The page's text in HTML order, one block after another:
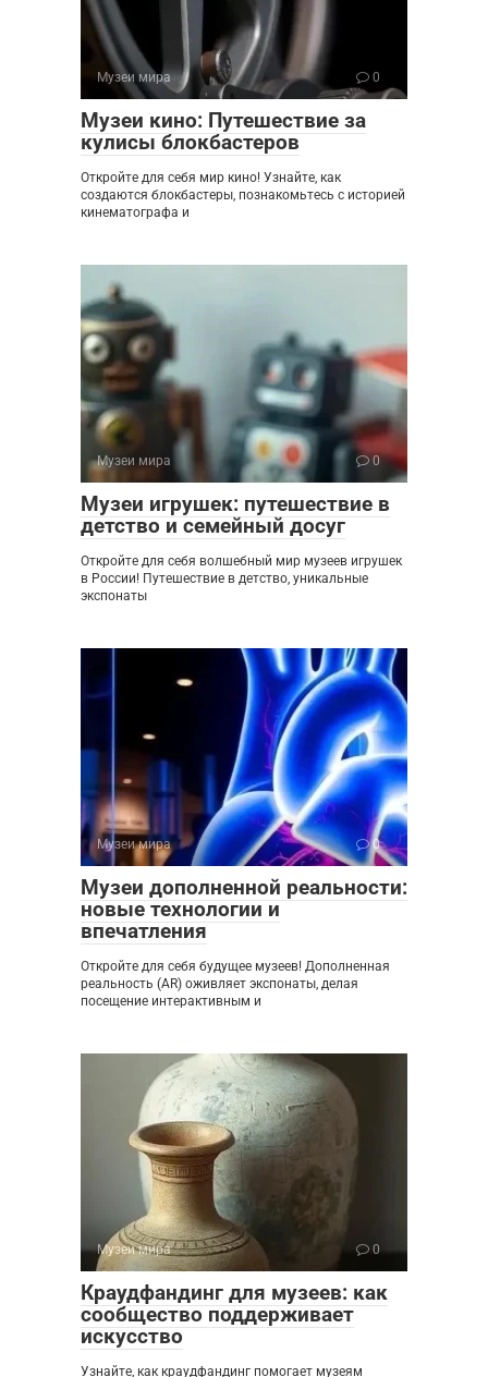
Музеи мира 0
Музеи кино: Путешествие за
кулисы блокбастеров
Откройте для себя мир кино! Узнайте, как
создаются блокбастеры, познакомьтесь с историей
кинематографа и
Музеи мира 0
Музеи игрушек: путешествие в
детство и семейный досуг
Откройте для себя волшебный мир музеев игрушек
в России! Путешествие в детство, уникальные
экспонаты
Музеи мира 0
Музеи дополненной реальности:
новые технологии и
впечатления
Откройте для себя будущее музеев! Дополненная
реальность (AR) оживляет экспонаты, делая
посещение интерактивным и
Музеи мира 0
Краудфандинг для музеев: как
сообщество поддерживает
искусство
Узнайте, как краудфандинг помогает музеям